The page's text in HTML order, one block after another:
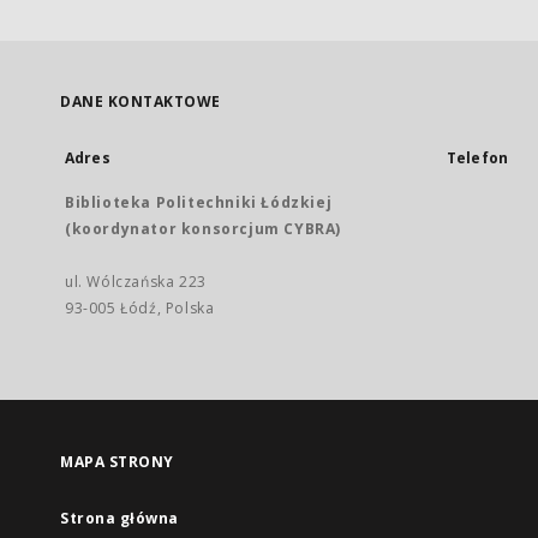
DANE KONTAKTOWE
Adres
Biblioteka Politechniki Łódzkiej
(koordynator konsorcjum CYBRA)
ul. Wólczańska 223
93-005 Łódź, Polska
Telefon
MAPA STRONY
Strona główna